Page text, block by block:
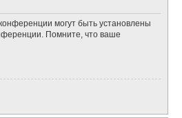
могут быть установлены
Помните, что ваше